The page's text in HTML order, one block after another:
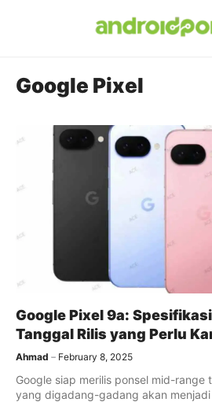
Google Pixel
Google Pixel 9a:
Tanggal Rilis yang Perlu
Ahmad February 8, 2025
Google siap merilis ponsel mid-range
yang digadang-gadang akan